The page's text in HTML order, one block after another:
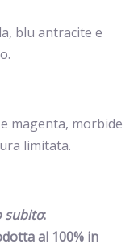
blu antracite e
magenta, morbide
limitata.
subito:
al 100% in